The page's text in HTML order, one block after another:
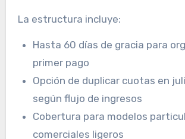
La estructura incluye:
Hasta 60 días de gracia para
primer pago
Opción de duplicar cuotas en
según flujo de ingresos
Cobertura para modelos
comerciales ligeros